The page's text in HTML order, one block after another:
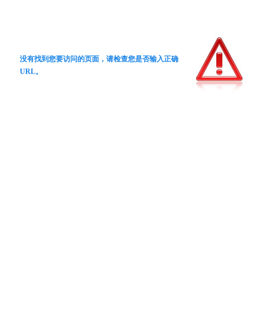
没有找到您要访问的页面，请检查您是否输入正确
URL。